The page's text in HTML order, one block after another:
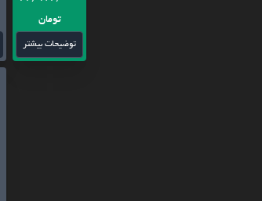
تومان
توضیحات بیشتر